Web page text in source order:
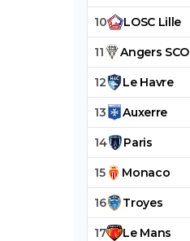
10 LOSC Lille
11 Angers SCO
12 Le Havre
13 Auxerre
14 Paris
15 Monaco
16 Troyes
17 Le Mans